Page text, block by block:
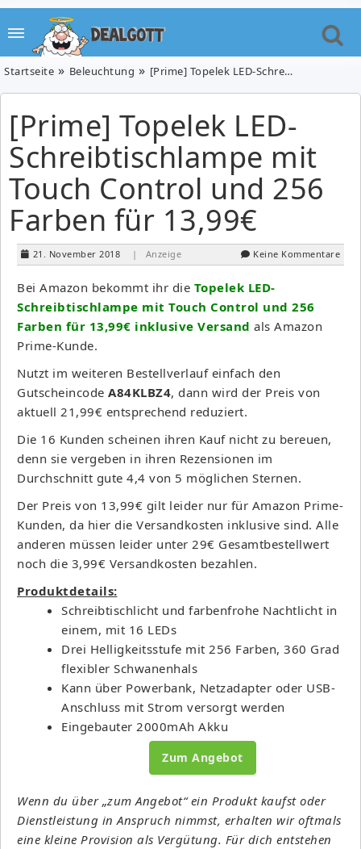
Startseite Beleuchtung [Prime] Topelek LED-Schreibtischlampe mit Touch Control und 256 Farben für 13,99€
[Prime] Topelek LED-
Schreibtischlampe mit
Touch Control und 256
Farben für 13,99€
21. November 2018 | Anzeige Keine Kommentare
Bei Amazon bekommt ihr die Topelek LED-
Schreibtischlampe mit Touch Control und 256
Farben für 13,99€ inklusive Versand als Amazon
Prime-Kunde.
Nutzt im weiteren Bestellverlauf einfach den
Gutscheincode A84KLBZ4, dann wird der Preis von
aktuell 21,99€ entsprechend reduziert.
Die 16 Kunden scheinen ihren Kauf nicht zu bereuen,
denn sie vergeben in ihren Rezensionen im
Durchschnitt gute 4,4 von 5 möglichen Sternen.
Der Preis von 13,99€ gilt leider nur für Amazon Prime-
Kunden, da hier die Versandkosten inklusive sind. Alle
anderen müssen leider unter 29€ Gesamtbestellwert
noch die 3,99€ Versandkosten bezahlen.
Produktdetails:
Schreibtischlicht und farbenfrohe Nachtlicht in
einem, mit 16 LEDs
Drei Helligkeitsstufe mit 256 Farben, 360 Grad
flexibler Schwanenhals
Kann über Powerbank, Netzadapter oder USB-
Anschluss mit Strom versorgt werden
Eingebauter 2000mAh Akku
Zum Angebot
Wenn du über „zum Angebot“ ein Produkt kaufst oder
Dienstleistung in Anspruch nimmst, erhalten wir oftmals
eine kleine Provision als Vergütung. Für dich entstehen